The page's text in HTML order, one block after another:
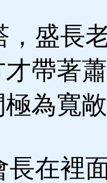
盛長
帶著
為寬
在裡